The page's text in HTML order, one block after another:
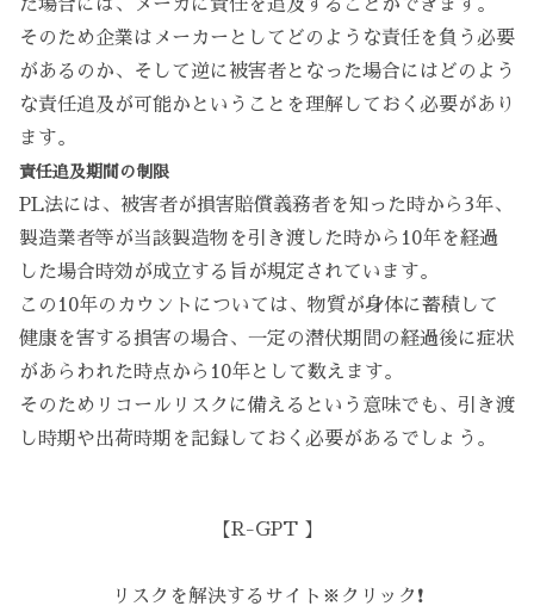
た場合には、メーカに責任を追及することができます。
そのため企業はメーカーとしてどのような責任を負う必要
があるのか、そして逆に被害者となった場合にはどのよう
な責任追及が可能かということを理解しておく必要があり
ます。
責任追及期間の制限
PL法には、被害者が損害賠償義務者を知った時から3年、
製造業者等が当該製造物を引き渡した時から10年を経過
した場合時効が成立する旨が規定されています。
この10年のカウントについては、物質が身体に蓄積して
健康を害する損害の場合、一定の潜伏期間の経過後に症状
があらわれた時点から10年として数えます。
そのためリコールリスクに備えるという意味でも、引き渡
し時期や出荷時期を記録しておく必要があるでしょう。
【R-GPT 】
リスクを解決するサイト※クリック❗️